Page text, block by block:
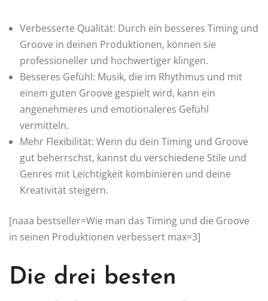
Verbesserte Qualität: Durch ein besseres Timing und
Groove in deinen Produktionen, können sie
professioneller und hochwertiger klingen.
Besseres Gefühl: Musik, die im Rhythmus und mit
einem guten Groove gespielt wird, kann ein
angenehmeres und emotionaleres Gefühl
vermitteln.
Mehr Flexibilität: Wenn du dein Timing und Groove
gut beherrschst, kannst du verschiedene Stile und
Genres mit Leichtigkeit kombinieren und deine
Kreativität steigern.
[naaa bestseller=Wie man das Timing und die Groove
in seinen Produktionen verbessert max=3]
Die drei besten